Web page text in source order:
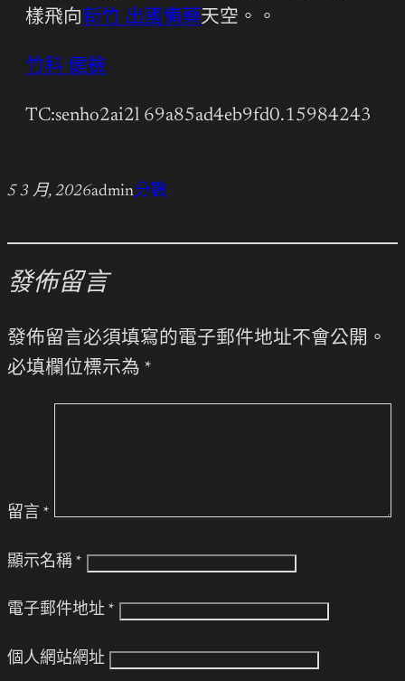
樣飛向新竹 出國備藥天空。。
竹科 健檢
TC:senho2ai2l 69a85ad4eb9fd0.15984243
5 3 月, 2026admin分數
發佈留言
發佈留言必須填寫的電子郵件地址不會公開。
必填欄位標示為 *
留言 *
顯示名稱 *
電子郵件地址 *
個人網站網址